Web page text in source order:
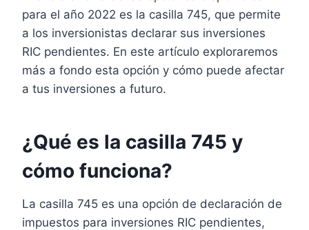
para el año 2022 es la casilla 745, que permite
a los inversionistas declarar sus inversiones
RIC pendientes. En este artículo exploraremos
más a fondo esta opción y cómo puede afectar
a tus inversiones a futuro.
¿Qué es la casilla 745 y
cómo funciona?
La casilla 745 es una opción de declaración de
impuestos para inversiones RIC pendientes,